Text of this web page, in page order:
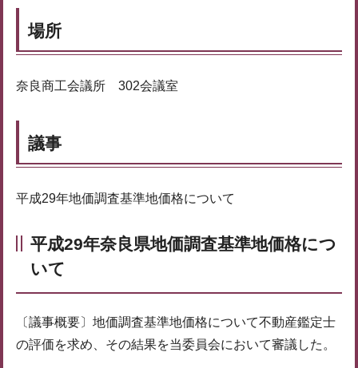
場所
奈良商工会議所 302会議室
議事
平成29年地価調査基準地価格について
平成29年奈良県地価調査基準地価格につ
いて
〔議事概要〕地価調査基準地価格について不動産鑑定士
の評価を求め、その結果を当委員会において審議した。